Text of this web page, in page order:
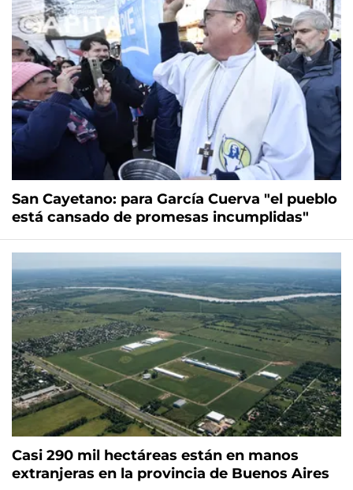
San Cayetano: para García Cuerva "el pueblo
está cansado de promesas incumplidas"
Casi 290 mil hectáreas están en manos
extranjeras en la provincia de Buenos Aires